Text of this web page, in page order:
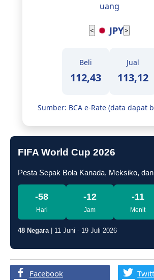
uang
< JPY>
Beli
112,43
Jual
113,12
Sumber: BCA e-Rate (data dapat
FIFA World Cup 2026
Pesta Sepak Bola Kanada, Meksiko,
-58
Hari
-12
Jam
-11
Menit
48 Negara| 11 Juni - 19 Juli 2026
Facebook